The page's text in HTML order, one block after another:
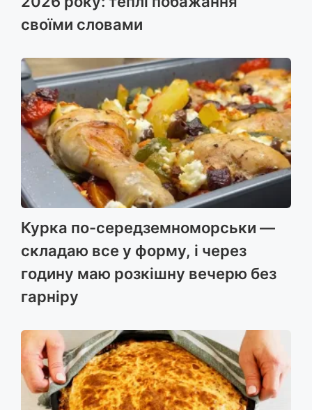
своїми словами
Курка по-середземноморськи —
складаю все у форму, і через
годину маю розкішну вечерю без
гарніру